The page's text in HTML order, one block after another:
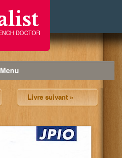
DOCTOR
Menu
Livre suivant »